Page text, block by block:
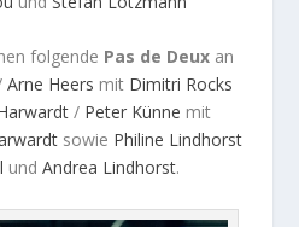
folgende Pas de Deux an
Arne Heers mit Dimitri Rocks
/ Peter Künne mit
sowie Philine Lindhorst
undAndrea Lindhorst.